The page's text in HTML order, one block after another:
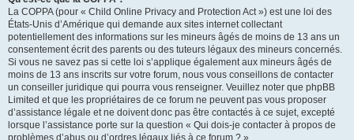
La COPPA (pour « Child Online Privacy and Protection Act ») est une loi des
États-Unis d’Amérique qui demande aux sites internet collectant
potentiellement des informations sur les mineurs âgés de moins de 13 ans un
consentement écrit des parents ou des tuteurs légaux des mineurs concernés.
Si vous ne savez pas si cette loi s’applique également aux mineurs âgés de
moins de 13 ans inscrits sur votre forum, nous vous conseillons de contacter
un conseiller juridique qui pourra vous renseigner. Veuillez noter que phpBB
Limited et que les propriétaires de ce forum ne peuvent pas vous proposer
d’assistance légale et ne doivent donc pas être contactés à ce sujet, excepté
lorsque l’assistance porte sur la question « Qui dois-je contacter à propos de
problèmes d’abus ou d’ordres légaux liés à ce forum ? ».